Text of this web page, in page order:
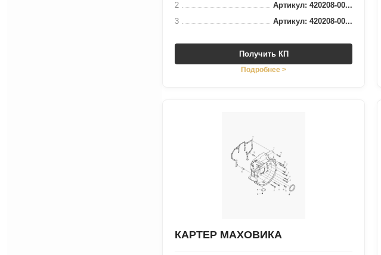
2
Артикул: 420208-00...
3
Артикул: 420208-00...
Получить КП
Подробнее >
КАРТЕР МАХОВИКА